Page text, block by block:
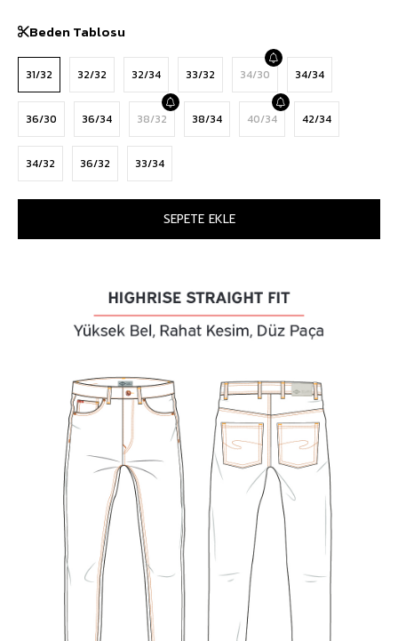
Beden Tablosu
31/32 32/32 32/34 33/32 34/30 34/34
36/30 36/34 38/32 38/34 40/34 42/34
34/32 36/32 33/34